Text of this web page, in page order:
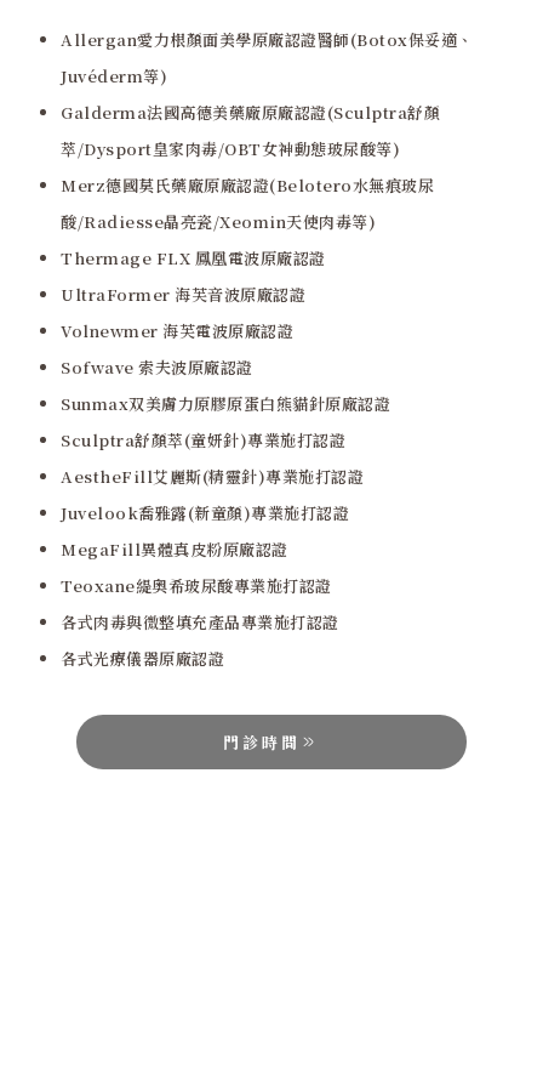
Allergan愛力根顏面美學原廠認證醫師(Botox保妥適、
Juvéderm等)
Galderma法國高德美藥廠原廠認證(Sculptra舒顏
萃/Dysport皇家肉毒/OBT女神動態玻尿酸等)
Merz德國莫氏藥廠原廠認證(Belotero水無痕玻尿
酸/Radiesse晶亮瓷/Xeomin天使肉毒等)
Thermage FLX 鳳凰電波原廠認證
UltraFormer 海芙音波原廠認證
Volnewmer 海芙電波原廠認證
Sofwave 索夫波原廠認證
Sunmax双美膚力原膠原蛋白熊貓針原廠認證
Sculptra舒顏萃(童妍針)專業施打認證
AestheFill艾麗斯(精靈針)專業施打認證
Juvelook喬雅露(新童顏)專業施打認證
MegaFill異體真皮粉原廠認證
Teoxane緹奧希玻尿酸專業施打認證
各式肉毒與微整填充產品專業施打認證
各式光療儀器原廠認證
門診時間